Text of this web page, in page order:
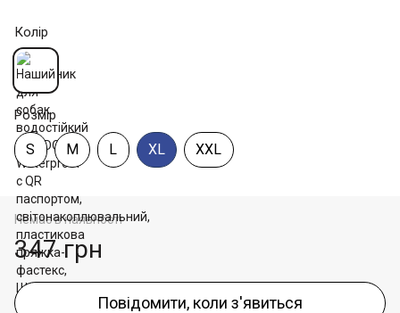
Колір
Розмір
S М L XL XXL
Немає в наявності
347 грн
Повідомити, коли з'явиться